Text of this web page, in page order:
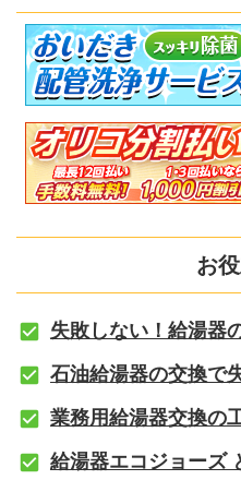
お
失敗しない！給湯器
石油給湯器の交換で
業務用給湯器交換の
給湯器エコジョーズ